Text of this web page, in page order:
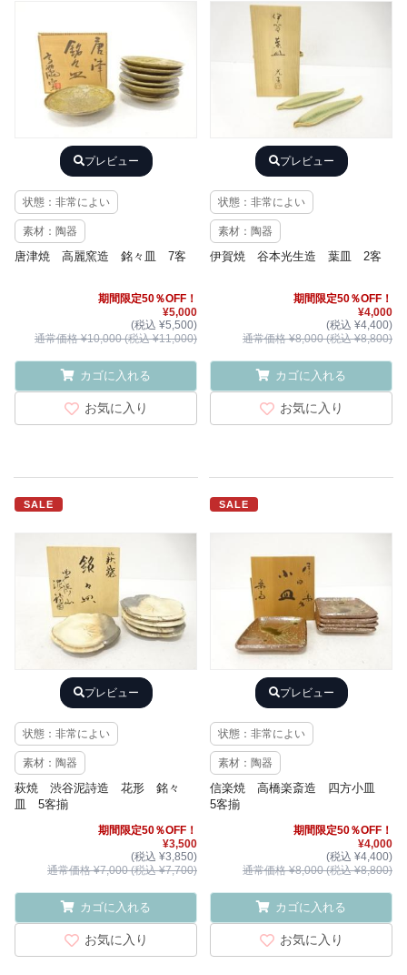
プレビュー
状態：非常によい
素材：陶器
唐津焼 高麗窯造 銘々皿 7客
期間限定50％OFF！
¥5,000
(税込 ¥5,500)
通常価格 ¥10,000 (税込 ¥11,000)
カゴに入れる
お気に入り
プレビュー
状態：非常によい
素材：陶器
伊賀焼 谷本光生造 葉皿 2客
期間限定50％OFF！
¥4,000
(税込 ¥4,400)
通常価格 ¥8,000 (税込 ¥8,800)
カゴに入れる
お気に入り
SALE
プレビュー
状態：非常によい
素材：陶器
萩焼 渋谷泥詩造 花形 銘々
皿 5客揃
期間限定50％OFF！
¥3,500
(税込 ¥3,850)
通常価格 ¥7,000 (税込 ¥7,700)
カゴに入れる
お気に入り
SALE
プレビュー
状態：非常によい
素材：陶器
信楽焼 高橋楽斎造 四方小皿
5客揃
期間限定50％OFF！
¥4,000
(税込 ¥4,400)
通常価格 ¥8,000 (税込 ¥8,800)
カゴに入れる
お気に入り